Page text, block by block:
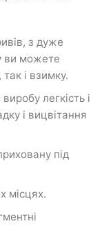
з дуже
ви можете
і взимку.
легкість і
і вицвітання
під
місцях.